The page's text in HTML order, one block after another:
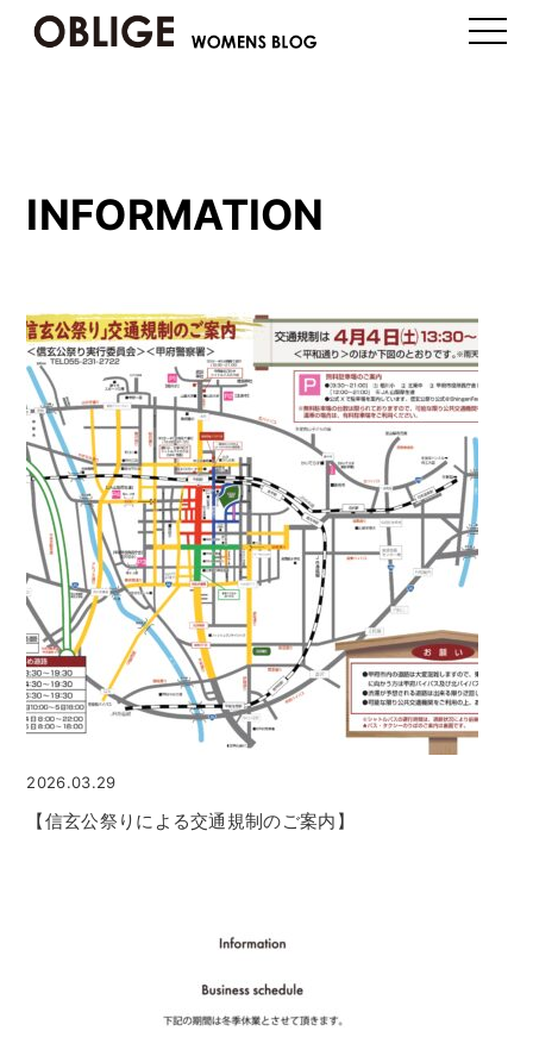
INFORMATION
2026.03.29
【信玄公祭りによる交通規制のご案内】